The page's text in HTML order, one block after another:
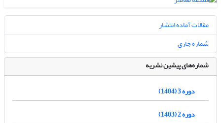
مقالات آماده انتشار
شماره جاری
شماره‌های پیشین نشریه
دوره 3 (1404)
دوره 2 (1403)